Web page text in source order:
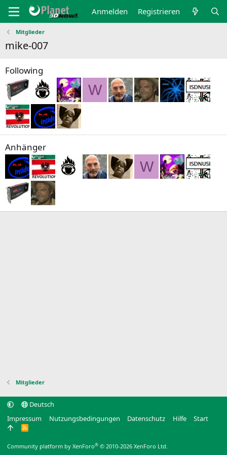
Anmelden Registrieren
Mitglieder
mike-007
Following
W
Anhänger
W
Mitglieder
Deutsch
Impressum
Nutzungsbedingungen Datenschutz Hilfe Start
R
Community platform by XenForo® © 2010-2026 XenForo Ltd.